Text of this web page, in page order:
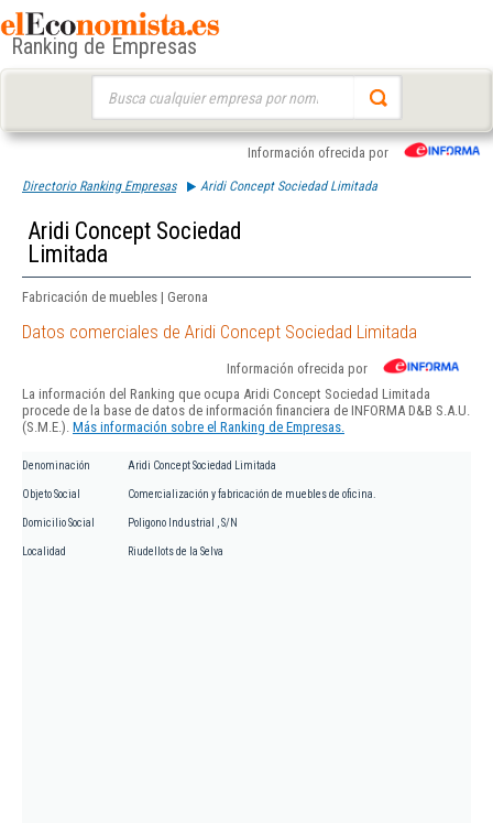
Ranking de Empresas
Información ofrecida por
Directorio Ranking Empresas Aridi Concept Sociedad Limitada
Aridi Concept Sociedad
Limitada
Fabricación de muebles | Gerona
Datos comerciales de Aridi Concept Sociedad Limitada
Información ofrecida por
La información del Ranking que ocupa Aridi Concept Sociedad Limitada
procede de la base de datos de información financiera de INFORMA D&B S.A.U.
(S.M.E.). Más información sobre el Ranking de Empresas.
Denominación Aridi Concept Sociedad Limitada
Objeto Social Comercialización y fabricación de muebles de oficina.
Domicilio Social Poligono Industrial , S/N
Localidad Riudellots de la Selva